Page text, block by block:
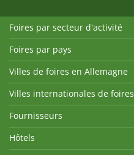
Foires par secteur d'activité
Foires par pays
Villes de foires en Allemagne
Villes internationales de foires
Fournisseurs
Hôtels